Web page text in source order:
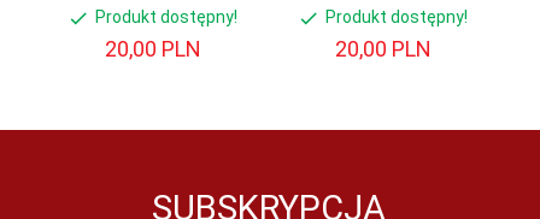
Produkt dostępny!
20,00 PLN
Produkt dostępny!
20,00 PLN
SUBSKRYPCJA